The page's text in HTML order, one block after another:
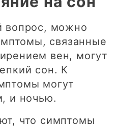
вопрос, можно
связанные
вен, могут
сон. К
могут
и ночью.
что симптомы